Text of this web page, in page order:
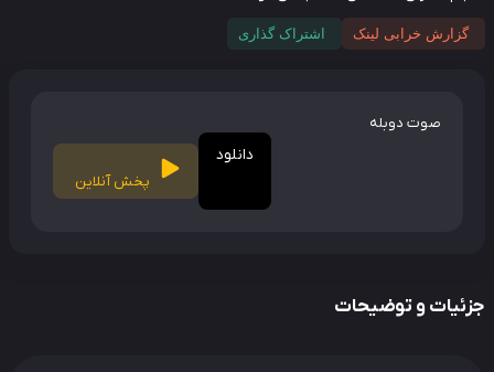
گزارش خرابی لینک اشتراک گذاری
صوت دوبله
دانلود
پخش آنلاین
و توضیحات